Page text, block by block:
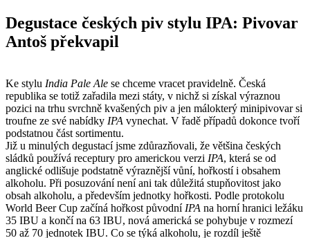
Degustace českých piv stylu IPA: Pivovar
Antoš překvapil
Ke stylu India Pale Ale se chceme vracet pravidelně. Česká
republika se totiž zařadila mezi státy, v nichž si získal výraznou
pozici na trhu svrchně kvašených piv a jen málokterý minipivovar si
troufne ze své nabídky IPA vynechat. V řadě případů dokonce tvoří
podstatnou část sortimentu.
Již u minulých degustací jsme zdůrazňovali, že většina českých
sládků používá receptury pro americkou verzi IPA, která se od
anglické odlišuje podstatně výraznější vůní, hořkostí i obsahem
alkoholu. Při posuzování není ani tak důležitá stupňovitost jako
obsah alkoholu, a především jednotky hořkosti. Podle protokolu
World Beer Cup začíná hořkost původní IPA na horní hranici ležáku
35 IBU a končí na 63 IBU, nová americká se pohybuje v rozmezí
50 až 70 jednotek IBU. Co se týká alkoholu, je rozdíl ještě